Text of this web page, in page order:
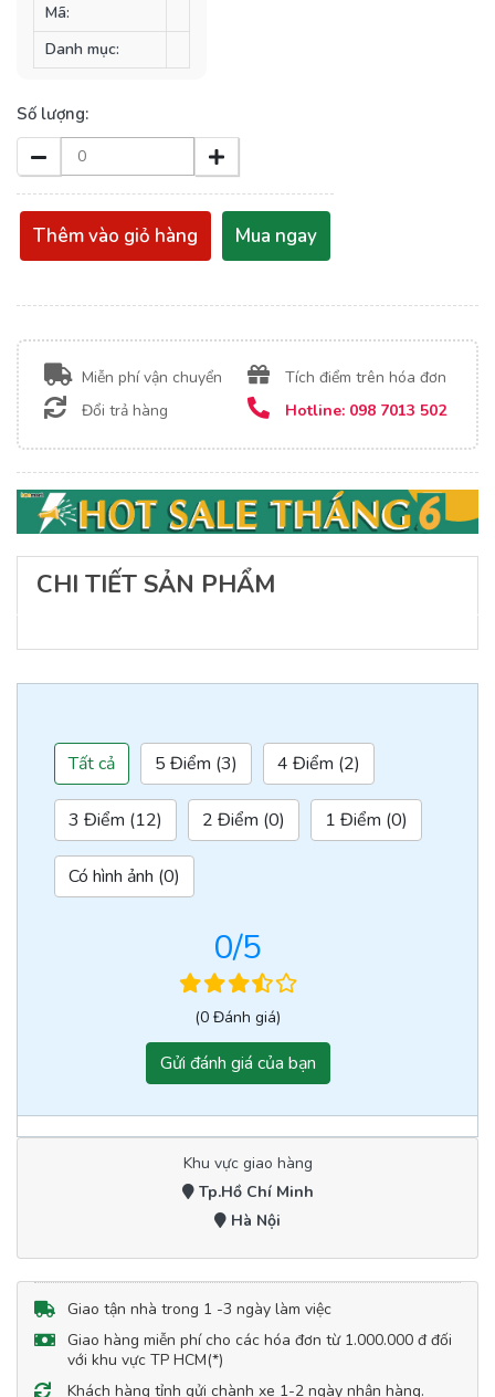
Mã:
Danh mục:
Số lượng:
Thêm vào giỏ hàng Mua ngay
Miễn phí vận chuyển
Tích điểm trên hóa đơn
Đổi trả hàng
Hotline: 098 7013 502
CHI TIẾT SẢN PHẨM
0/5
(0 Đánh giá)
Gửi đánh giá của bạn
Tất cả 5 Điểm (3) 4 Điểm (2)
3 Điểm (12) 2 Điểm (0) 1 Điểm (0)
Có hình ảnh (0)
Khu vực giao hàng
Tp.Hồ Chí Minh
Hà Nội
Giao tận nhà trong 1 -3 ngày làm việc
Giao hàng miễn phí cho các hóa đơn từ 1.000.000 đ đối
với khu vực TP HCM(*)
Khách hàng tỉnh gửi chành xe 1-2 ngày nhận hàng.